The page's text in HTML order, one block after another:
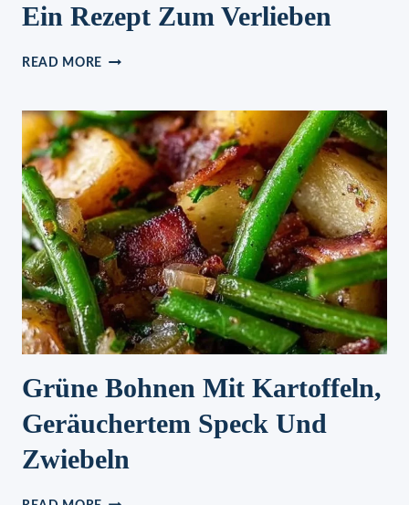
Ein Rezept Zum Verlieben
READ MORE BODENLOSER
REZEPT
ZUM
VERLIEBEN
Grüne Bohnen Mit Kartoffeln,
Geräuchertem Speck Und
Zwiebeln
GRÜNE